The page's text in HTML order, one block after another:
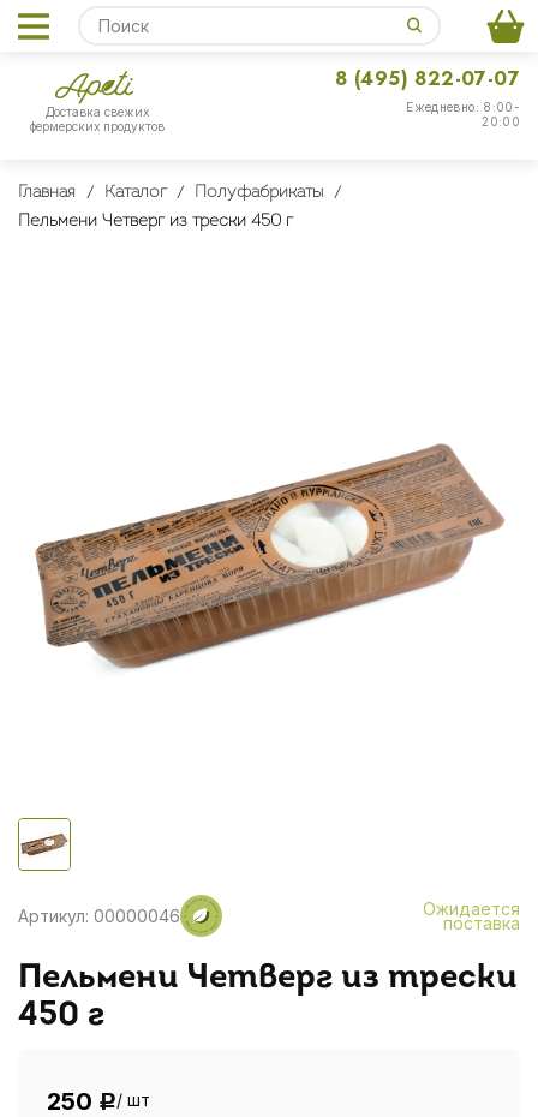
Доставка свежих
фермерских продуктов
Ежедневно: 8:00-
20:00
8 (495) 822-07-07
Главная Каталог
Полуфабрикаты
Пельмени Четверг из трески 450 г
Артикул: 00000046 Ожидается
поставка
Пельмени Четверг из трески
450 г
250 Р/ шт